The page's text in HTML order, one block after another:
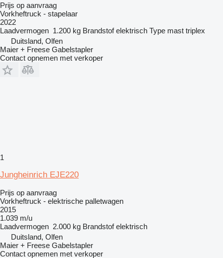
Prijs op aanvraag
Vorkheftruck - stapelaar
2022
Laadvermogen 1.200 kg Brandstof elektrisch Type mast triplex
Duitsland, Olfen
Maier + Freese Gabelstapler
Contact opnemen met verkoper
1
Jungheinrich EJE220
Prijs op aanvraag
Vorkheftruck - elektrische palletwagen
2015
1.039 m/u
Laadvermogen 2.000 kg Brandstof elektrisch
Duitsland, Olfen
Maier + Freese Gabelstapler
Contact opnemen met verkoper